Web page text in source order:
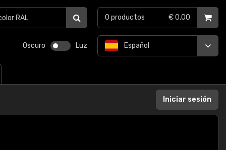
Oscuro Luz Español
0 productos € 0,00
Iniciar sesión